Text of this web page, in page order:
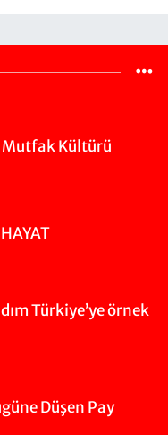
Mutfak Kültürü
örnek
Düşen Pay